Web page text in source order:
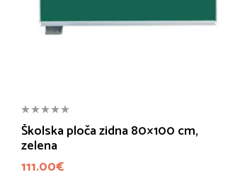
Školska ploča zidna 80×100 cm,
zelena
111.00€